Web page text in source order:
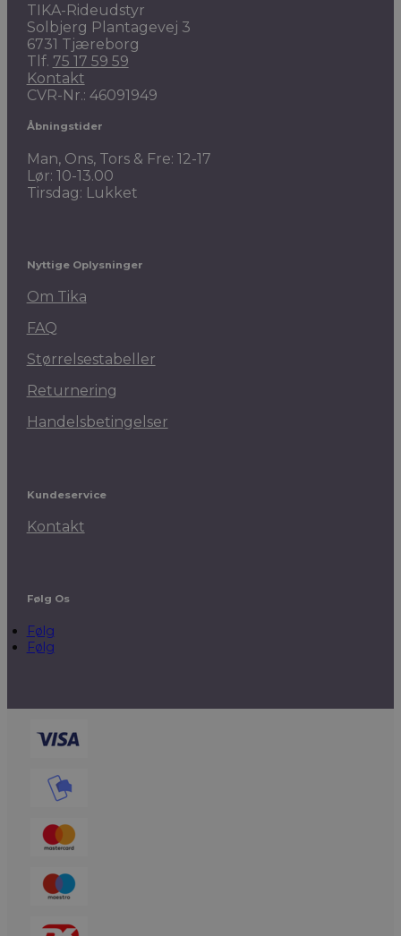
TIKA-Rideudstyr
Solbjerg Plantagevej 3
6731 Tjæreborg
Tlf. 75 17 59 59
Kontakt
CVR-Nr.: 46091949
Åbningstider
Man, Ons, Tors & Fre: 12-17
Lør: 10-13.00
Tirsdag: Lukket
Nyttige Oplysninger
Om Tika
FAQ
Størrelsestabeller
Returnering
Handelsbetingelser
Kundeservice
Kontakt
Følg Os
Følg
Følg